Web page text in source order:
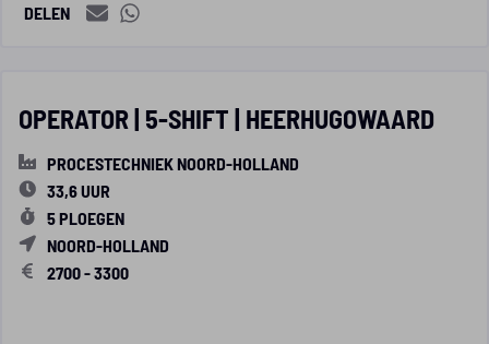
DELEN
OPERATOR | 5-SHIFT | HEERHUGOWAARD
PROCESTECHNIEK NOORD-HOLLAND
33,6 UUR
5 PLOEGEN
NOORD-HOLLAND
2700 - 3300